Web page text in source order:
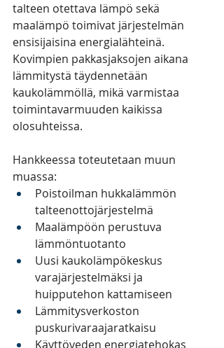
talteen otettava lämpö sekä
maalämpö toimivat järjestelmän
ensisijaisina energialähteinä.
Kovimpien pakkasjaksojen aikana
lämmitystä täydennetään
kaukolämmöllä, mikä varmistaa
toimintavarmuuden kaikissa
olosuhteissa.
Hankkeessa toteutetaan muun
muassa:
Poistoilman hukkalämmön
talteenottojärjestelmä
Maalämpöön perustuva
lämmöntuotanto
Uusi kaukolämpökeskus
varajärjestelmäksi ja
huipputehon kattamiseen
Lämmitysverkoston
puskurivaraajaratkaisu
Käyttöveden energiatehokas